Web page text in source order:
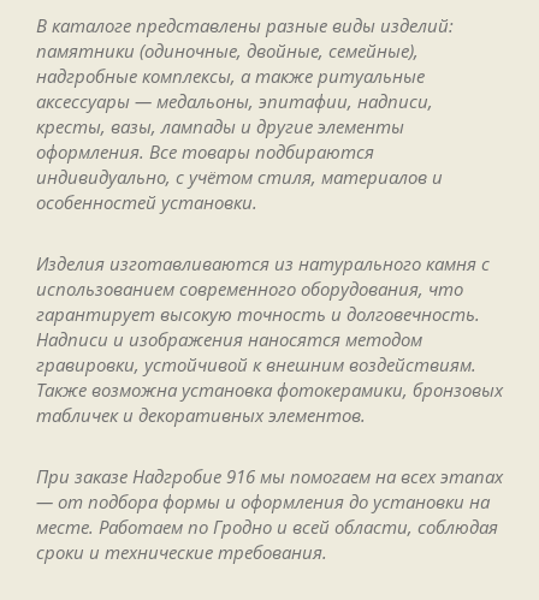
В каталоге представлены разные виды изделий:
памятники (одиночные, двойные, семейные),
надгробные комплексы, а также ритуальные
аксессуары — медальоны, эпитафии, надписи,
кресты, вазы, лампады и другие элементы
оформления. Все товары подбираются
индивидуально, с учётом стиля, материалов и
особенностей установки.
Изделия изготавливаются из натурального камня с
использованием современного оборудования, что
гарантирует высокую точность и долговечность.
Надписи и изображения наносятся методом
гравировки, устойчивой к внешним воздействиям.
Также возможна установка фотокерамики, бронзовых
табличек и декоративных элементов.
При заказе Надгробие 916 мы помогаем на всех этапах
— от подбора формы и оформления до установки на
месте. Работаем по Гродно и всей области, соблюдая
сроки и технические требования.